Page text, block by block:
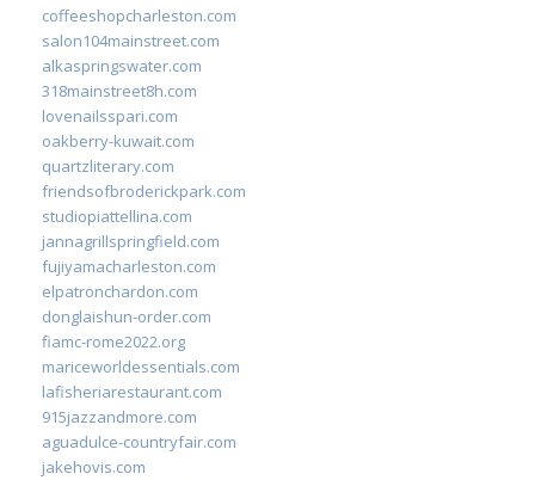
coffeeshopcharleston.com
salon104mainstreet.com
alkaspringswater.com
318mainstreet8h.com
lovenailsspari.com
oakberry-kuwait.com
quartzliterary.com
friendsofbroderickpark.com
studiopiattellina.com
jannagrillspringfield.com
fujiyamacharleston.com
elpatronchardon.com
donglaishun-order.com
fiamc-rome2022.org
mariceworldessentials.com
lafisheriarestaurant.com
915jazzandmore.com
aguadulce-countryfair.com
jakehovis.com